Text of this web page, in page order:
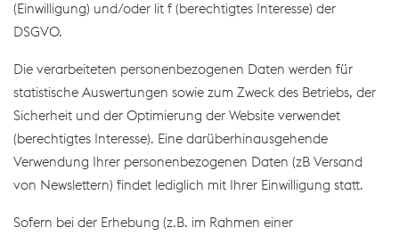
(Einwilligung) und/oder lit f (berechtigtes Interesse) der
DSGVO.
Die verarbeiteten personenbezogenen Daten werden für
statistische Auswertungen sowie zum Zweck des Betriebs, der
Sicherheit und der Optimierung der Website verwendet
(berechtigtes Interesse). Eine darüberhinausgehende
Verwendung Ihrer personenbezogenen Daten (zB Versand
von Newslettern) findet lediglich mit Ihrer Einwilligung statt.
Sofern bei der Erhebung (z.B. im Rahmen einer